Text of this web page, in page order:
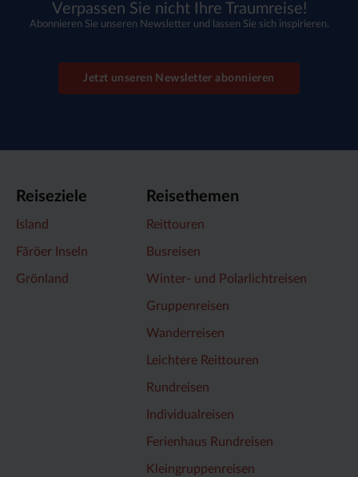
Verpassen Sie nicht Ihre Traumreise!
Abonnieren Sie unseren Newsletter und lassen Sie sich inspirieren.
Jetzt unseren Newsletter abonnieren
Reiseziele
Island
Färöer Inseln
Grönland
Reisethemen
Reittouren
Busreisen
Winter- und Polarlichtreisen
Gruppenreisen
Wanderreisen
Leichtere Reittouren
Rundreisen
Individualreisen
Ferienhaus Rundreisen
Kleingruppenreisen